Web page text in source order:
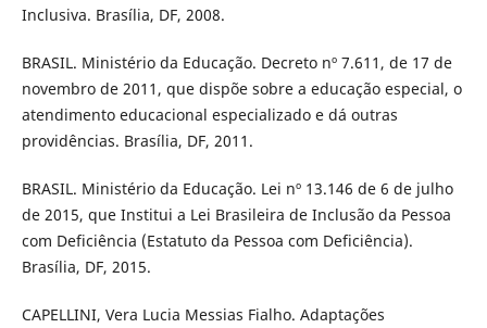
Inclusiva. Brasília, DF, 2008.
BRASIL. Ministério da Educação. Decreto nº 7.611, de 17 de
novembro de 2011, que dispõe sobre a educação especial, o
atendimento educacional especializado e dá outras
providências. Brasília, DF, 2011.
BRASIL. Ministério da Educação. Lei nº 13.146 de 6 de julho
de 2015, que Institui a Lei Brasileira de Inclusão da Pessoa
com Deficiência (Estatuto da Pessoa com Deficiência).
Brasília, DF, 2015.
CAPELLINI, Vera Lucia Messias Fialho. Adaptações